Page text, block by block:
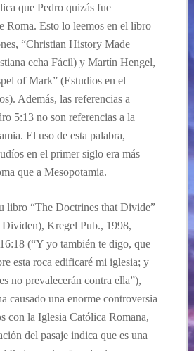
que Pedro quizás fue
Roma. Esto lo leemos en el libro
“Christian History Made
echa Fácil) y Martín Hengel,
of Mark” (Estudios en el
Además, las referencias a
5:13 no son referencias a la
El uso de esta palabra,
en el primer siglo era más
que a Mesopotamia.
libro “The Doctrines that Divide”
Kregel Pub., 1998,
(“Y yo también te digo, que
esta roca edificaré mi iglesia; y
no prevalecerán contra ella”),
causado una enorme controversia
con la Iglesia Católica Romana,
del pasaje indica que es una